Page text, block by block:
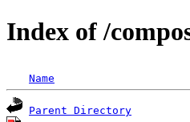
Index of /
Name
Parent Directory